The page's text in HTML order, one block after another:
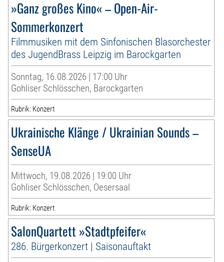
»Ganz großes Kino« – Open-Air-
Sommerkonzert
Filmmusiken mit dem Sinfonischen Blasorchester
des JugendBrass Leipzig im Barockgarten
Sonntag, 16.08.2026 | 17:00 Uhr
Gohliser Schlösschen, Barockgarten
Rubrik: Konzert
Ukrainische Klänge / Ukrainian Sounds –
SenseUA
Mittwoch, 19.08.2026 | 19:00 Uhr
Gohliser Schlösschen, Oesersaal
Rubrik: Konzert
SalonQuartett »Stadtpfeifer«
286. Bürgerkonzert | Saisonauftakt